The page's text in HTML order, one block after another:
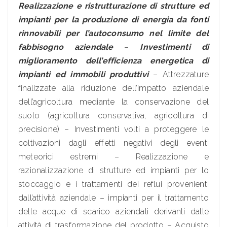
Realizzazione e ristrutturazione di strutture ed
impianti per la produzione di energia da fonti
rinnovabili per l’autoconsumo nel limite del
fabbisogno aziendale– Investimenti di
miglioramento dell’efficienza energetica di
impianti ed immobili produttivi– Attrezzature
finalizzate alla riduzione dell’impatto aziendale
dell’agricoltura mediante la conservazione del
suolo (agricoltura conservativa, agricoltura di
precisione) – Investimenti volti a proteggere le
coltivazioni dagli effetti negativi degli eventi
meteorici estremi – Realizzazione e
razionalizzazione di strutture ed impianti per lo
stoccaggio e i trattamenti dei reflui provenienti
dall’attività aziendale – impianti per il trattamento
delle acque di scarico aziendali derivanti dalle